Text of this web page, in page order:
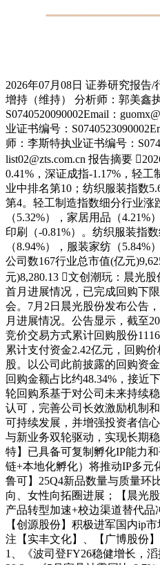
2026年07月08日 证券研究报告
增持（维持） 分析师：郭美鑫
S0740520090002Email：
业证书编号：
师：李斯特执业证书编号：
list02@zts.com.cn 报告摘要
0.41%，深证成指-1.17%，轻
业中排名第10；纺织服装指数
第4。轻工制造指数细分行业涨
（5.32%），家居用品（4.21%
印刷（-0.81%）。纺织服装指
（8.94%），服装家纺（5.84%
公司数167行业总市值(亿元
元)8,280.13 文创潮玩：晨光
首月进展情况，已完成回购下
会。7月2日晨光股份发布公告
月进展情况。公告显示，截至
竞价交易方式累计回购股份
累计支付资金2.42亿元，回购
股。以公司此前披露的回购资
回购金额占比约48.34%，接近
轮回购系基于对公司未来持续
认可，完善公司长效激励机制
可持续发展，并增强投资者信
与新业务双轮驱动，实现长期
特】已具备可复制孵化IP能力
链+本地化孵化）将推动IP多元
鲁可】25Q4新品数量与质量环
向、女性向拓圈进展；【晨光
产品转型加速+校边渠道替代品
【创源股份】积极进军国内ip
注【实丰文化】、【广博股份
1、《波司登FY26稳健增长，